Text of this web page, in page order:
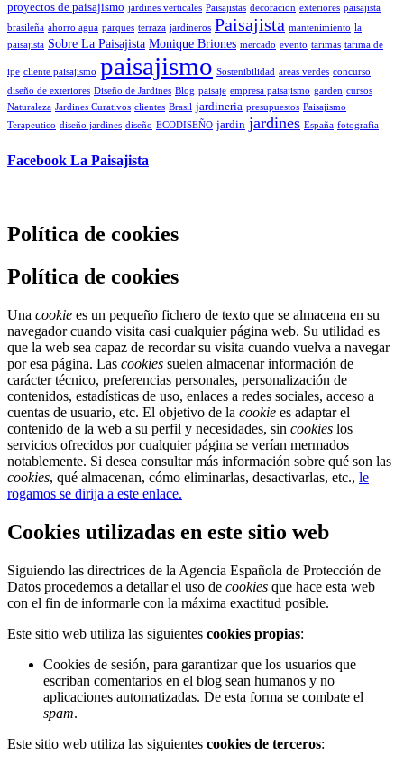
proyectos de paisajismo jardines verticales Paisajistas decoracion exteriores paisajista
brasileña ahorro agua parques terraza jardineros Paisajista mantenimiento la
paisajista Sobre La Paisajista Monique Briones mercado evento tarimas tarima de
ipe cliente paisajismo paisajismo Sostenibilidad areas verdes concurso
diseño de exteriores Diseño de Jardines Blog paisaje empresa paisajismo garden cursos
Naturaleza Jardines Curativos clientes Brasil jardineria presupuestos Paisajismo
Terapeutico diseño jardines diseño ECODISEÑO jardin jardines España fotografia
Facebook La Paisajista
Política de cookies
Política de cookies
Una cookie es un pequeño fichero de texto que se almacena en su
navegador cuando visita casi cualquier página web. Su utilidad es
que la web sea capaz de recordar su visita cuando vuelva a navegar
por esa página. Las cookies suelen almacenar información de
carácter técnico, preferencias personales, personalización de
contenidos, estadísticas de uso, enlaces a redes sociales, acceso a
cuentas de usuario, etc. El objetivo de la cookie es adaptar el
contenido de la web a su perfil y necesidades, sin cookies los
servicios ofrecidos por cualquier página se verían mermados
notablemente. Si desea consultar más información sobre qué son las
cookies, qué almacenan, cómo eliminarlas, desactivarlas, etc., le
rogamos se dirija a este enlace.
Cookies utilizadas en este sitio web
Siguiendo las directrices de la Agencia Española de Protección de
Datos procedemos a detallar el uso de cookies que hace esta web
con el fin de informarle con la máxima exactitud posible.
Este sitio web utiliza las siguientes cookies propias:
Cookies de sesión, para garantizar que los usuarios que
escriban comentarios en el blog sean humanos y no
aplicaciones automatizadas. De esta forma se combate el
spam.
Este sitio web utiliza las siguientes cookies de terceros: